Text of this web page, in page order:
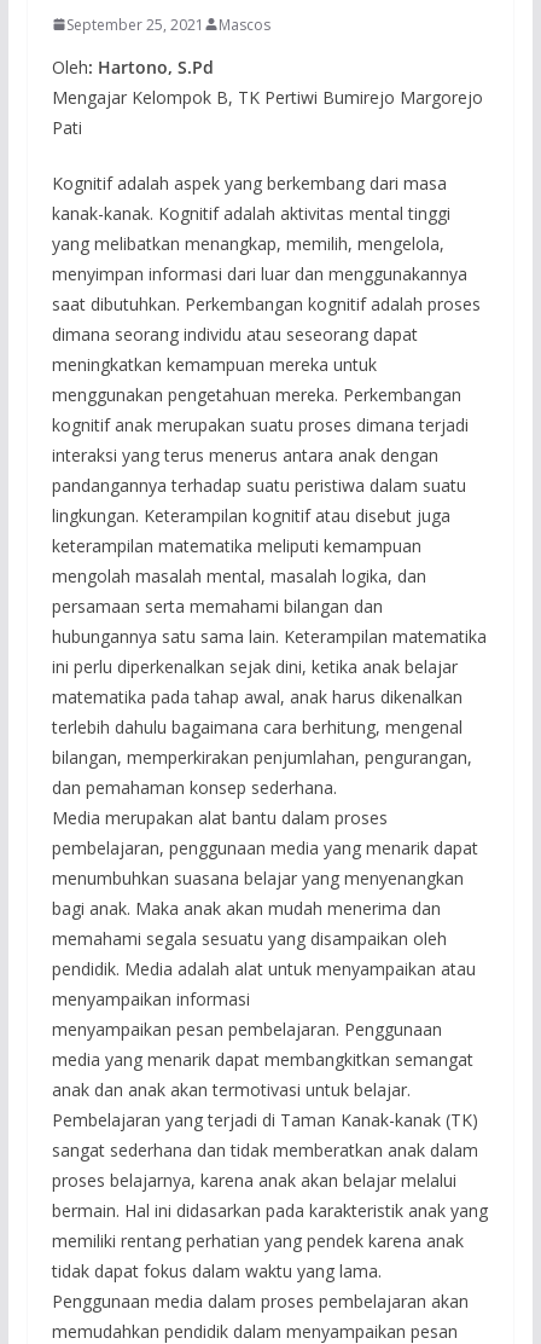
September 25, 2021 Mascos
Oleh: Hartono, S.Pd
Mengajar Kelompok B, TK Pertiwi Bumirejo Margorejo
Pati
Kognitif adalah aspek yang berkembang dari masa
kanak-kanak. Kognitif adalah aktivitas mental tinggi
yang melibatkan menangkap, memilih, mengelola,
menyimpan informasi dari luar dan menggunakannya
saat dibutuhkan. Perkembangan kognitif adalah proses
dimana seorang individu atau seseorang dapat
meningkatkan kemampuan mereka untuk
menggunakan pengetahuan mereka. Perkembangan
kognitif anak merupakan suatu proses dimana terjadi
interaksi yang terus menerus antara anak dengan
pandangannya terhadap suatu peristiwa dalam suatu
lingkungan. Keterampilan kognitif atau disebut juga
keterampilan matematika meliputi kemampuan
mengolah masalah mental, masalah logika, dan
persamaan serta memahami bilangan dan
hubungannya satu sama lain. Keterampilan matematika
ini perlu diperkenalkan sejak dini, ketika anak belajar
matematika pada tahap awal, anak harus dikenalkan
terlebih dahulu bagaimana cara berhitung, mengenal
bilangan, memperkirakan penjumlahan, pengurangan,
dan pemahaman konsep sederhana.
Media merupakan alat bantu dalam proses
pembelajaran, penggunaan media yang menarik dapat
menumbuhkan suasana belajar yang menyenangkan
bagi anak. Maka anak akan mudah menerima dan
memahami segala sesuatu yang disampaikan oleh
pendidik. Media adalah alat untuk menyampaikan atau
menyampaikan informasi
menyampaikan pesan pembelajaran. Penggunaan
media yang menarik dapat membangkitkan semangat
anak dan anak akan termotivasi untuk belajar.
Pembelajaran yang terjadi di Taman Kanak-kanak (TK)
sangat sederhana dan tidak memberatkan anak dalam
proses belajarnya, karena anak akan belajar melalui
bermain. Hal ini didasarkan pada karakteristik anak yang
memiliki rentang perhatian yang pendek karena anak
tidak dapat fokus dalam waktu yang lama.
Penggunaan media dalam proses pembelajaran akan
memudahkan pendidik dalam menyampaikan pesan